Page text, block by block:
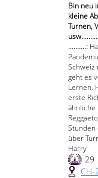
Bin neu
kleine
Turnen,
..........:
Schweiz
geht es
Lernen.
erste
ähnliche
Stunden
über
Harry
29
CH-